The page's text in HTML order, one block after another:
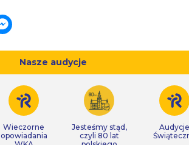
Nasze audycje
Wieczorne
opowiadania
Jesteśmy stąd,
czyli 80 lat
Audycje